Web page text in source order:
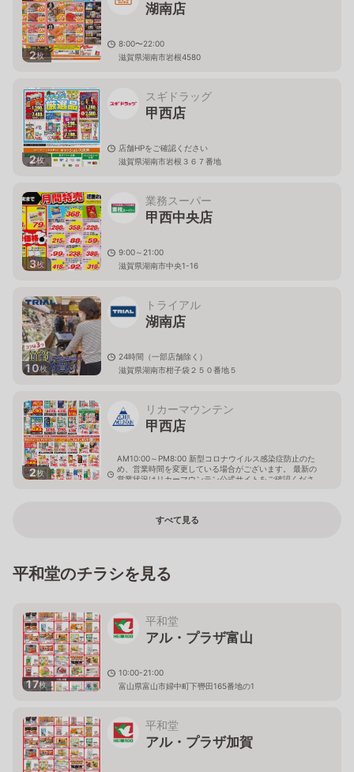
2枚
湖南店
8:00〜22:00
滋賀県湖南市岩根4580
2枚
スギドラッグ
甲西店
店舗HPをご確認ください
滋賀県湖南市岩根３６７番地
3枚
業務スーパー
甲西中央店
9:00～21:00
滋賀県湖南市中央1-16
10枚
トライアル
湖南店
24時間（一部店舗除く）
滋賀県湖南市柑子袋２５０番地５
2枚
リカーマウンテン
甲西店
AM10:00～PM8:00 新型コロナウイルス感染症防止のた
め、営業時間を変更している場合がございます。 最新の
営業状況はリカーマウンテン公式サイトをご確認くださ
すべて見る
平和堂のチラシを見る
17枚
平和堂
アル・プラザ富山
10:00-21:00
富山県富山市婦中町下轡田165番地の1
平和堂
アル・プラザ加賀